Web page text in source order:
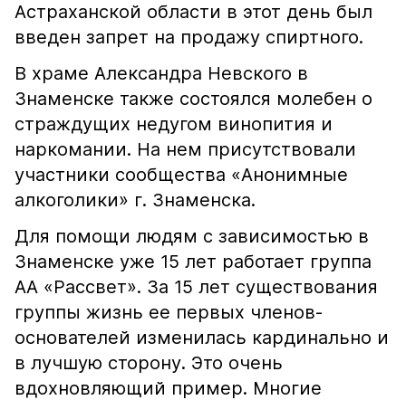
Астраханской области в этот день был
введен запрет на продажу спиртного.
В храме Александра Невского в
Знаменске также состоялся молебен о
страждущих недугом винопития и
наркомании. На нем присутствовали
участники сообщества «Анонимные
алкоголики» г. Знаменска.
Для помощи людям с зависимостью в
Знаменске уже 15 лет работает группа
АА «Рассвет». За 15 лет существования
группы жизнь ее первых членов-
основателей изменилась кардинально и
в лучшую сторону. Это очень
вдохновляющий пример. Многие